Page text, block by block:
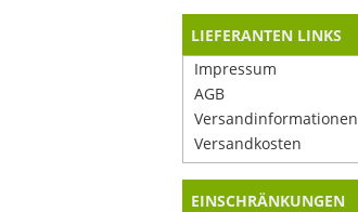
LIEFERANTEN LINKS
Impressum
AGB
Versandinformationen
Versandkosten
EINSCHRÄNKUNGEN